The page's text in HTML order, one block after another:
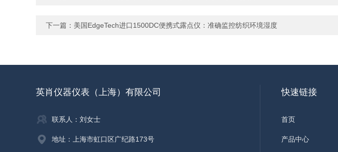
下一篇： 美国EdgeTech进口1500DC便携式露点仪：准确监控纺织环境湿度
英肖仪器仪表（上海）有限公司
联系人：刘女士
地址：上海市虹口区广纪路173号
快速链接
首页
产品中心